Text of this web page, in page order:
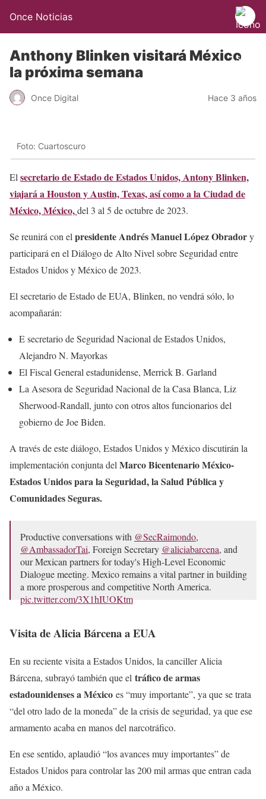
Once Noticias
Anthony Blinken visitará México
la próxima semana
Once Digital Hace 3 años
Foto: Cuartoscuro
El secretario de Estado de Estados Unidos, Antony Blinken,
viajará a Houston y Austin, Texas, así como a la Ciudad de
México, México,del 3 al 5 de octubre de 2023.
Se reunirá con el presidente Andrés Manuel López Obradory
participará en el Diálogo de Alto Nivel sobre Seguridad entre
Estados Unidos y México de 2023.
El secretario de Estado de EUA, Blinken, no vendrá sólo, lo
acompañarán:
E secretario de Seguridad Nacional de Estados Unidos,
Alejandro N. Mayorkas
El Fiscal General estadunidense, Merrick B. Garland
La Asesora de Seguridad Nacional de la Casa Blanca, Liz
Sherwood-Randall, junto con otros altos funcionarios del
gobierno de Joe Biden.
A través de este diálogo, Estados Unidos y México discutirán la
implementación conjunta del Marco Bicentenario México-
Estados Unidos para la Seguridad, la Salud Pública y
Comunidades Seguras.
Productive conversations with @SecRaimondo,
@AmbassadorTai, Foreign Secretary @aliciabarcena, and
our Mexican partners for today's High-Level Economic
Dialogue meeting. Mexico remains a vital partner in building
a more prosperous and competitive North America.
pic.twitter.com/3X1hIUOKtm
2023
Visita de Alicia Bárcena a EUA
En su reciente visita a Estados Unidos, la canciller Alicia
Bárcena, subrayó también que el tráfico de armas
estadounidenses a México es “muy importante”, ya que se trata
“del otro lado de la moneda” de la crisis de seguridad, ya que ese
armamento acaba en manos del narcotráfico.
En ese sentido, aplaudió “los avances muy importantes” de
Estados Unidos para controlar las 200 mil armas que entran cada
año a México.